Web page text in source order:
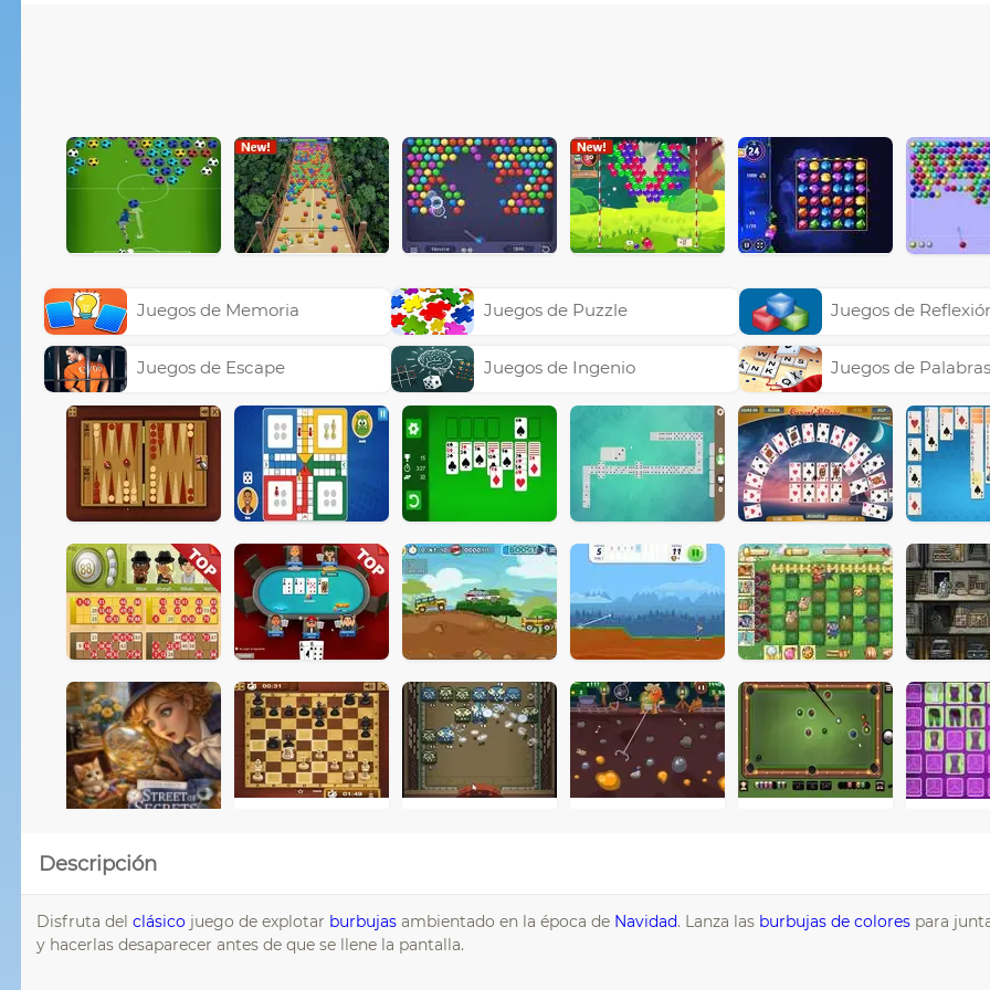
Juegos de Memoria
Juegos de Escape
Juegos de Puzzle
Juegos de Ingenio
Juegos de
Juegos de
Descripción
Disfruta del clásico juego de explotar burbujas ambientado en la época de Navidad. Lanza las burbujas de colores para
y hacerlas desaparecer antes de que se llene la pantalla.